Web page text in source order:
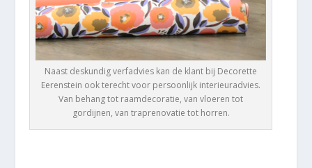
Naast deskundig verfadvies kan de klant bij Decorette
Eerenstein ook terecht voor persoonlijk interieuradvies.
Van behang tot raamdecoratie, van vloeren tot
gordijnen, van traprenovatie tot horren.